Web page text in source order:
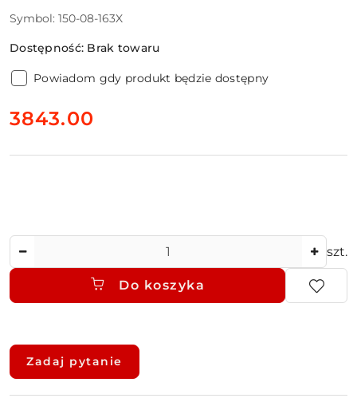
Symbol: 150-08-163X
Dostępność: Brak towaru
Powiadom gdy produkt będzie dostępny
cena:
3843.00
szt.
Do koszyka
Dostępność
dostawa
Zadaj pytanie